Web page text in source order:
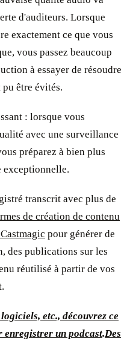
d'auditeurs. Lorsque
exactement ce que vous
vous passez beaucoup
à essayer de résoudre
être évités.
: lorsque vous
avec une surveillance
préparez à bien plus
exceptionnelle.
transcrit avec plus de
de création de contenu
pour générer de
des publications sur les
réutilisé à partir de vos
etc., découvrez ce
enregistrer un podcast.Des